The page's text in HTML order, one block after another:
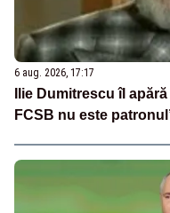
6 aug. 2026, 17:17
Ilie Dumitrescu îl
FCSB nu este